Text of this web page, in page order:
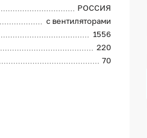
РОССИЯ
с вентиляторами
1556
220
70